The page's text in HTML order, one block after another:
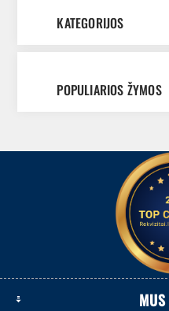
KATEGORIJOS
POPULIARIOS ŽYMOS